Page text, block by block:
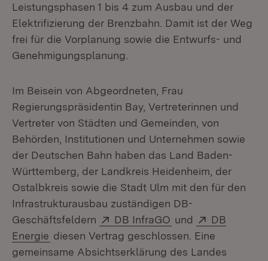
Leistungsphasen 1 bis 4 zum Ausbau und der
Elektrifizierung der Brenzbahn. Damit ist der Weg
frei für die Vorplanung sowie die Entwurfs- und
Genehmigungsplanung.
Im Beisein von Abgeordneten, Frau
Regierungspräsidentin Bay, Vertreterinnen und
Vertreter von Städten und Gemeinden, von
Behörden, Institutionen und Unternehmen sowie
der Deutschen Bahn haben das Land Baden-
Württemberg, der Landkreis Heidenheim, der
Ostalbkreis sowie die Stadt Ulm mit den für den
Infrastrukturausbau zuständigen DB-
Geschäftsfeldern
Extern:
DB InfraGO (Öffnet in neuem
und Extern:
DB
Energie (Öffnet in neuem Fenster)
diesen Vertrag geschlossen. Eine
gemeinsame Absichtserklärung des Landes